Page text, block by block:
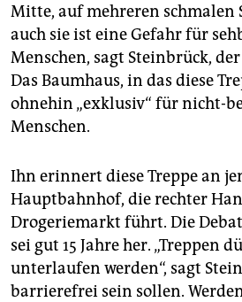
Mitte, auf mehreren schmalen
auch sie ist eine Gefahr für
Menschen, sagt Steinbrück,
Das Baumhaus, in das diese
ohnehin „exklusiv“ für nicht-
Menschen.
Ihn erinnert diese Treppe an
Hauptbahnhof, die rechter
Drogeriemarkt führt. Die
sei gut 15 Jahre her. „Treppen
unterlaufen werden“, sagt
barrierefrei sein sollen.